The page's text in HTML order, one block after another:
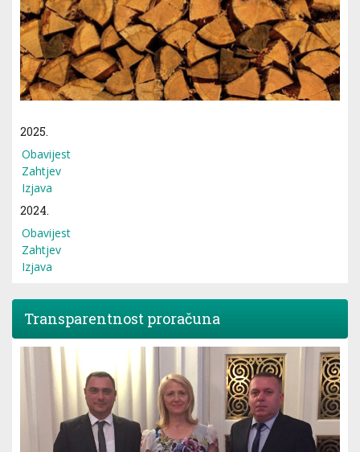
2025.
Obavijest
Zahtjev
Izjava
2024.
Obavijest
Zahtjev
Izjava
Transparentnost proračuna